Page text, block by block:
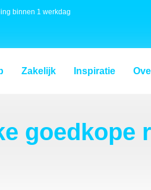
binnen 1 werkdag
Zakelijk Inspiratie
goedkope